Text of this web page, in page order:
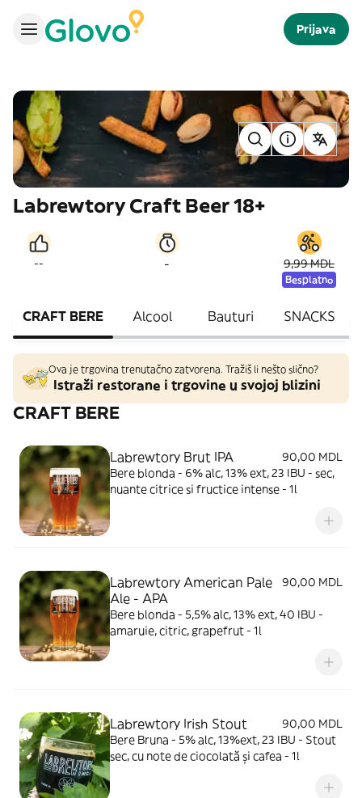
Prijava
Labrewtory Craft Beer 18+
-- - 9,99 MDL
Besplatno
CRAFT BERE Alcool Bauturi SNACKS
Ova je trgovina trenutačno zatvorena. Tražiš li nešto slično?
Istraži restorane i trgovine u svojoj blizini
CRAFT BERE
Labrewtory Brut IPA
90,00 MDL
Bere blonda - 6% alc, 13% ext, 23 IBU - sec,
nuante citrice si fructice intense - 1l
Labrewtory American Pale
Ale - APA
90,00 MDL
Bere blonda - 5,5% alc, 13% ext, 40 IBU -
amaruie, citric, grapefrut - 1l
Labrewtory Irish Stout
90,00 MDL
Bere Bruna - 5% alc, 13%ext, 23 IBU - Stout
sec, cu note de ciocolată și cafea - 1l